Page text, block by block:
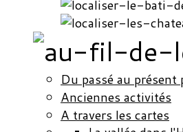
Du passé au présent
Anciennes activités
A travers les cartes